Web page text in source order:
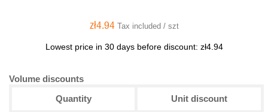
zł4.94 Tax included / szt
Lowest price in 30 days before discount: zł4.94
Volume discounts
Quantity
Unit discount